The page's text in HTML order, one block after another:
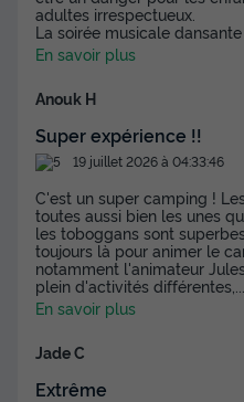
MOBILHOME 6
Comfort | 3 Ch. | 6
Annulation gratuite
Surface
35m²
Adultes
6
Terrasse semi-couverte
Congélateur
adultes irrespectueux.
La soirée musicale
En savoir plus
Anouk H
Super expérience !!
19 juillet 2026 à 04:33:46
C'est un super camping !
toutes aussi bien les unes
les toboggans sont
toujours là pour animer le
notamment l'animateur
plein d'activités différentes,
En savoir plus
Jade C
Extrême